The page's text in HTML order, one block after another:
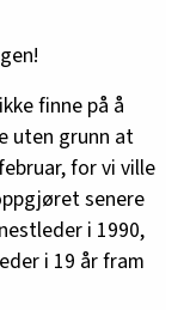
finne på å
uten grunn at
for vi ville
senere
i 1990,
i 19 år fram